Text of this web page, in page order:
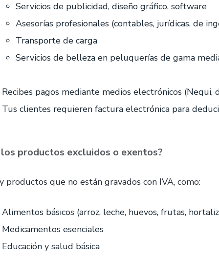
Servicios de publicidad, diseño gráfico, software
Asesorías profesionales (contables, jurídicas, de
Transporte de carga
Servicios de belleza en peluquerías de gama
Recibes pagos mediante medios electrónicos (Nequi,
Tus clientes requieren factura electrónica para
los productos excluidos o exentos?
productos que no están gravados con IVA, como:
Alimentos básicos (arroz, leche, huevos, frutas,
Medicamentos esenciales
Educación y salud básica